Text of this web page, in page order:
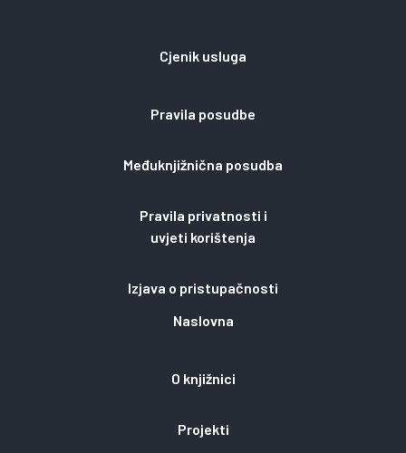
Cjenik usluga
Pravila posudbe
Međuknjižnična posudba
Pravila privatnosti i
uvjeti korištenja
Izjava o pristupačnosti
Naslovna
O knjižnici
Projekti